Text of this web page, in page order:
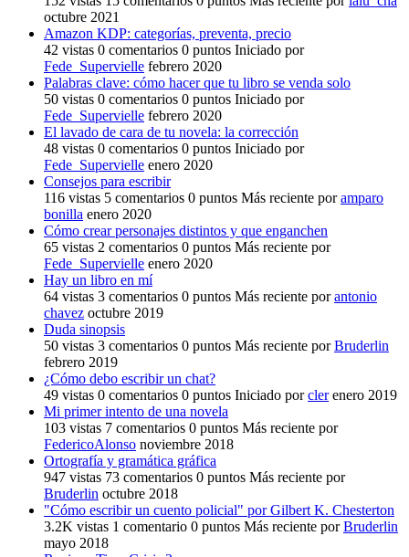
octubre 2021
Amazon KDP: categorías, preventa, precio
42 vistas 0 comentarios 0 puntos Iniciado por
Fede_Supervielle febrero 2020
Palabras clave: cómo hacer que tu libro se venda solo
50 vistas 0 comentarios 0 puntos Iniciado por
Fede_Supervielle febrero 2020
El lavado de cara de tu novela: la corrección
48 vistas 0 comentarios 0 puntos Iniciado por
Fede_Supervielle enero 2020
Consejos para escribir
116 vistas 5 comentarios 0 puntos Más reciente poramparo
bonilla enero 2020
Cómo crear personajes distintos y que enganchen
65 vistas 2 comentarios 0 puntos Más reciente por
Fede_Supervielle enero 2020
Hay un libro en mí
64 vistas 3 comentarios 0 puntos Más reciente porantonio
chavez octubre 2019
Duda sinopsis
50 vistas 3 comentarios 0 puntos Más reciente porBruderlin
febrero 2019
¿Cómo debo escribir un chat?
49 vistas 0 comentarios 0 puntos Iniciado porcler enero 2019
Mi primer intento de una novela
103 vistas 7 comentarios 0 puntos Más reciente por
FedericoAlonso noviembre 2018
Ortografía y gramática gráfica
947 vistas 73 comentarios 0 puntos Más reciente por
Bruderlin octubre 2018
"Cómo escribir un cuento policial" por Gilbert K. Chesterton
3.2K vistas 1 comentario 0 puntos Más reciente porBruderlin
mayo 2018